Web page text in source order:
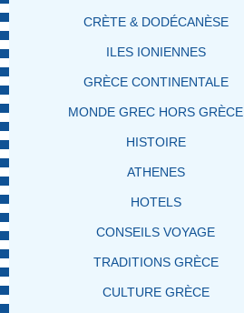
CRÈTE & DODÉCANÈSE
ILES IONIENNES
GRÈCE CONTINENTALE
MONDE GREC HORS GRÈCE
HISTOIRE
ATHENES
HOTELS
CONSEILS VOYAGE
TRADITIONS GRÈCE
CULTURE GRÈCE